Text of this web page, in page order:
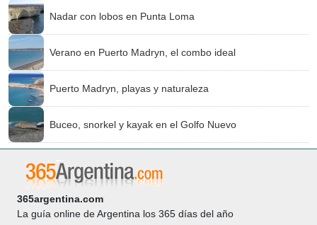
Nadar con lobos en Punta Loma
Verano en Puerto Madryn, el combo ideal
Puerto Madryn, playas y naturaleza
Buceo, snorkel y kayak en el Golfo Nuevo
365argentina.com
La guía online de Argentina los 365 días del año